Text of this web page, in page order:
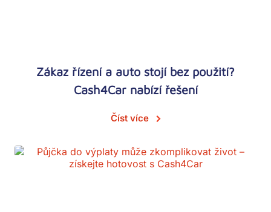
Zákaz řízení a auto stojí bez použití?
Cash4Car nabízí řešení
Číst více